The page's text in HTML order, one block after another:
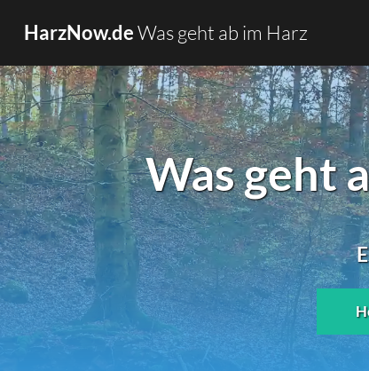
HarzNow.deWas geht ab im Harz
Was geht